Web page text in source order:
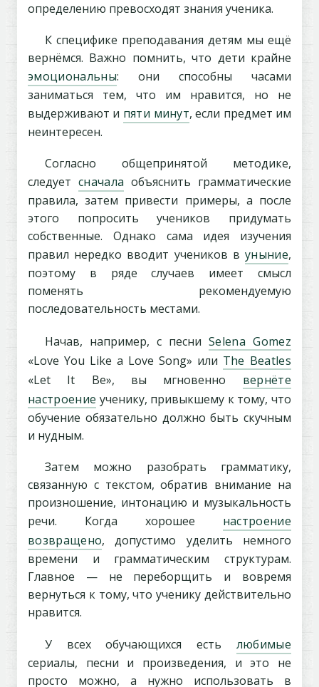
определению превосходят знания ученика.
К специфике преподавания детям мы ещё
вернёмся. Важно помнить, что дети крайне
эмоциональны: они способны часами
заниматься тем, что им нравится, но не
выдерживают и пяти минут, если предмет им
неинтересен.
Согласно общепринятой методике,
следует сначала объяснить грамматические
правила, затем привести примеры, а после
этого попросить учеников придумать
собственные. Однако сама идея изучения
правил нередко вводит учеников вуныние,
поэтому в ряде случаев имеет смысл
поменять рекомендуемую
последовательность местами.
Начав, например, с песниSelena Gomez
«Love You Like a Love Song» или The Beatles
«Let It Be», вы мгновенно вернёте
настроение ученику, привыкшему к тому, что
обучение обязательно должно быть скучным
и нудным.
Затем можно разобрать грамматику,
связанную с текстом, обратив внимание на
произношение, интонацию и музыкальность
речи. Когда хорошее настроение
возвращено, допустимо уделить немного
времени и грамматическим структурам.
Главное — не переборщить и вовремя
вернуться к тому, что ученику действительно
нравится.
У всех обучающихся есть любимые
сериалы, песни и произведения, и это не
просто можно, а нужно использовать в